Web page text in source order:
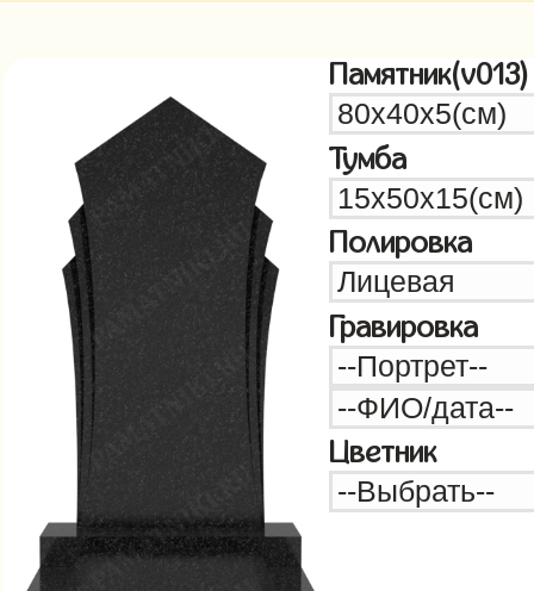
Памятник(v013)
Тумба
Полировка
Гравировка
Цветник